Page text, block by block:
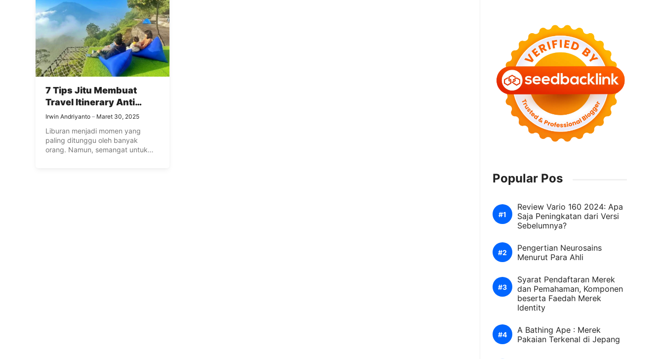
7 Tips Jitu Membuat
Travel Itinerary Anti
Gagal
Irwin Andriyanto Maret 30, 2025
Liburan menjadi momen yang
paling ditunggu oleh banyak
orang. Namun, semangat untuk
Popular Pos
Review Vario 160 2024: Apa
Saja Peningkatan dari Versi
Sebelumnya?
Pengertian Neurosains
Menurut Para Ahli
Syarat Pendaftaran Merek
dan Pemahaman, Komponen
beserta Faedah Merek
Identity
A Bathing Ape : Merek
Pakaian Terkenal di Jepang